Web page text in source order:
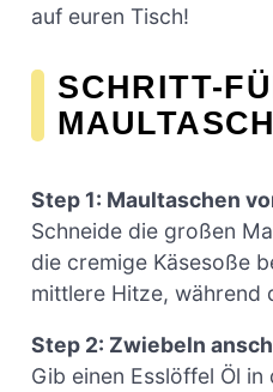
auf euren Tisch!
SCHRITT-
Step 1: Maultaschen
Schneide die großen
die cremige Käsesoße
mittlere Hitze, während
Step 2: Zwiebeln
Gib einen Esslöffel Öl